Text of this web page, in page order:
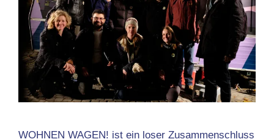
WOHNEN WAGEN! ist ein loser Zusammenschluss